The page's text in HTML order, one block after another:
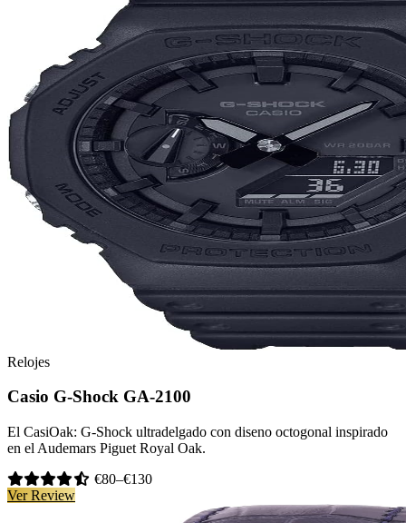
Relojes
Casio G-Shock GA-2100
El CasiOak: G-Shock ultradelgado con diseno octogonal inspirado
en el Audemars Piguet Royal Oak.
€80–€130
Ver Review